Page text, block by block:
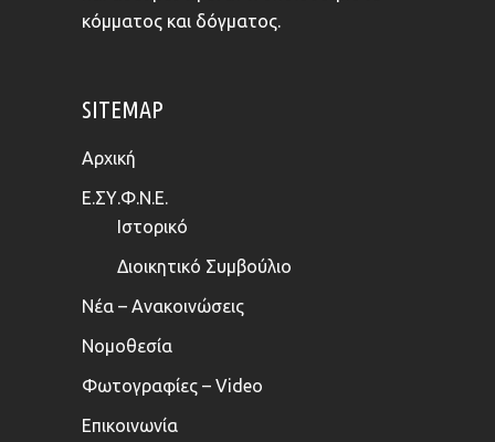
κόμματος και δόγματος.
SITEMAP
Αρχική
Ε.ΣΥ.Φ.Ν.Ε.
Ιστορικό
Διοικητικό Συμβούλιο
Νέα – Ανακοινώσεις
Νομοθεσία
Φωτογραφίες – Video
Επικοινωνία